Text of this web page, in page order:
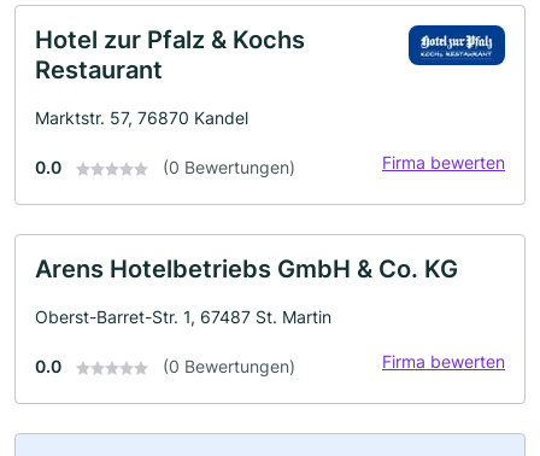
Hotel zur Pfalz & Kochs
Restaurant
Marktstr. 57, 76870 Kandel
0.0 (0 Bewertungen) Firma bewerten
Arens Hotelbetriebs GmbH & Co. KG
Oberst-Barret-Str. 1, 67487 St. Martin
0.0 (0 Bewertungen) Firma bewerten